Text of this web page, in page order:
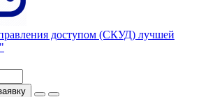
доступом (СКУД) лучшей